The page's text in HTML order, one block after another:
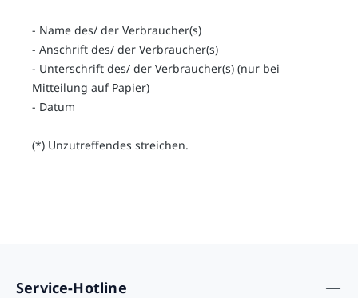
- Name des/ der Verbraucher(s)
- Anschrift des/ der Verbraucher(s)
- Unterschrift des/ der Verbraucher(s) (nur bei
Mitteilung auf Papier)
- Datum
(*) Unzutreffendes streichen.
Service-Hotline